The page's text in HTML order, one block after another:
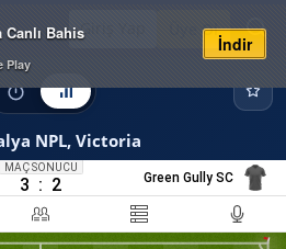
Bahis
Play
İndir
Giriş Yap Üye Ol
NPL, Victoria
MAÇ SONUCU
3 : 2 Green Gully SC